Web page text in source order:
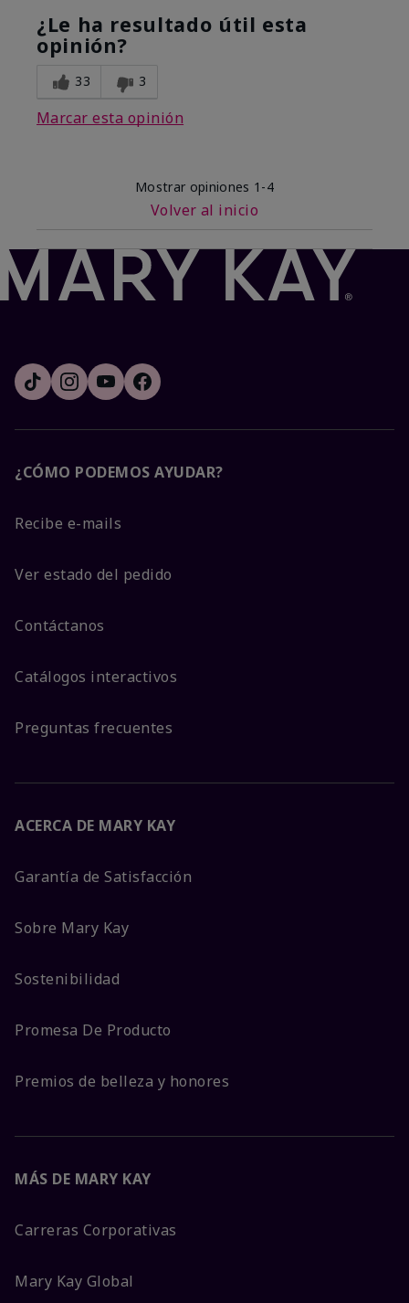
¿Le ha resultado útil esta
opinión?
33 3
Marcar esta opinión
Mostrar opiniones 1-4
Volver al inicio
¿CÓMO PODEMOS AYUDAR?
Recibe e-mails
Ver estado del pedido
Contáctanos
Catálogos interactivos
Preguntas frecuentes
ACERCA DE MARY KAY
Garantía de Satisfacción
Sobre Mary Kay
Sostenibilidad
Promesa De Producto
Premios de belleza y honores
MÁS DE MARY KAY
Carreras Corporativas
Mary Kay Global